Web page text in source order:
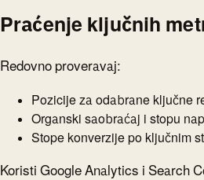
Praćenje ključnih
Redovno proveravaj:
Pozicije za odabrane ključne
Organski saobraćaj i stopu
Stope konverzije po ključnim
Koristi Google Analytics i Search